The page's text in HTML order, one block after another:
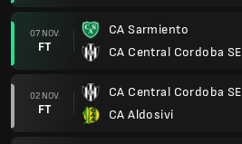
07 NOV.
FT
CA Sarmiento
CA Central Cordoba SE
02 NOV.
FT
CA Central Cordoba SE
CA Aldosivi